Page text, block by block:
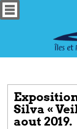
Silva «
aout 2019.